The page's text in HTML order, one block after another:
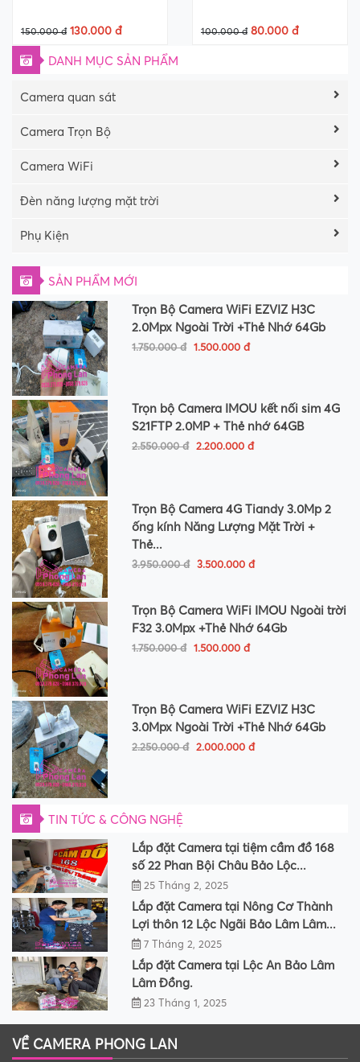
150.000 đ 130.000 đ 100.000 đ 80.000 đ
DANH MỤC SẢN PHẨM
Camera quan sát
Camera Trọn Bộ
Camera WiFi
Đèn năng lượng mặt trời
Phụ Kiện
SẢN PHẨM MỚI
Trọn Bộ Camera WiFi EZVIZ H3C
2.0Mpx Ngoài Trời +Thẻ Nhớ 64Gb
1.750.000 đ 1.500.000 đ
Trọn bộ Camera IMOU kết nối sim 4G
S21FTP 2.0MP + Thẻ nhớ 64GB
2.550.000 đ 2.200.000 đ
Trọn Bộ Camera 4G Tiandy 3.0Mp 2
ống kính Năng Lượng Mặt Trời +
Thẻ...
3.950.000 đ 3.500.000 đ
Trọn Bộ Camera WiFi IMOU Ngoài trời
F32 3.0Mpx +Thẻ Nhớ 64Gb
1.750.000 đ 1.500.000 đ
Trọn Bộ Camera WiFi EZVIZ H3C
3.0Mpx Ngoài Trời +Thẻ Nhớ 64Gb
2.250.000 đ 2.000.000 đ
TIN TỨC & CÔNG NGHỆ
Lắp đặt Camera tại tiệm cầm đồ 168
số 22 Phan Bội Châu Bảo Lộc...
25 Tháng 2, 2025
Lắp đặt Camera tại Nông Cơ Thành
Lợi thôn 12 Lộc Ngãi Bảo Lâm Lâm...
7 Tháng 2, 2025
Lắp đặt Camera tại Lộc An Bảo Lâm
Lâm Đồng.
23 Tháng 1, 2025
VỀ CAMERA PHONG LAN